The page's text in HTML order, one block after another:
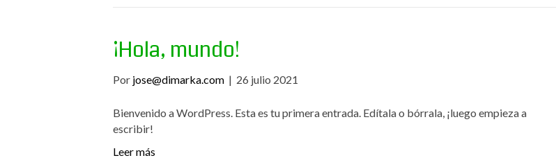
¡Hola, mundo!
Por jose@dimarka.com | 26 julio 2021
Bienvenido a WordPress. Esta es tu primera entrada. Edítala o bórrala, ¡luego empieza a
escribir!
Leer más